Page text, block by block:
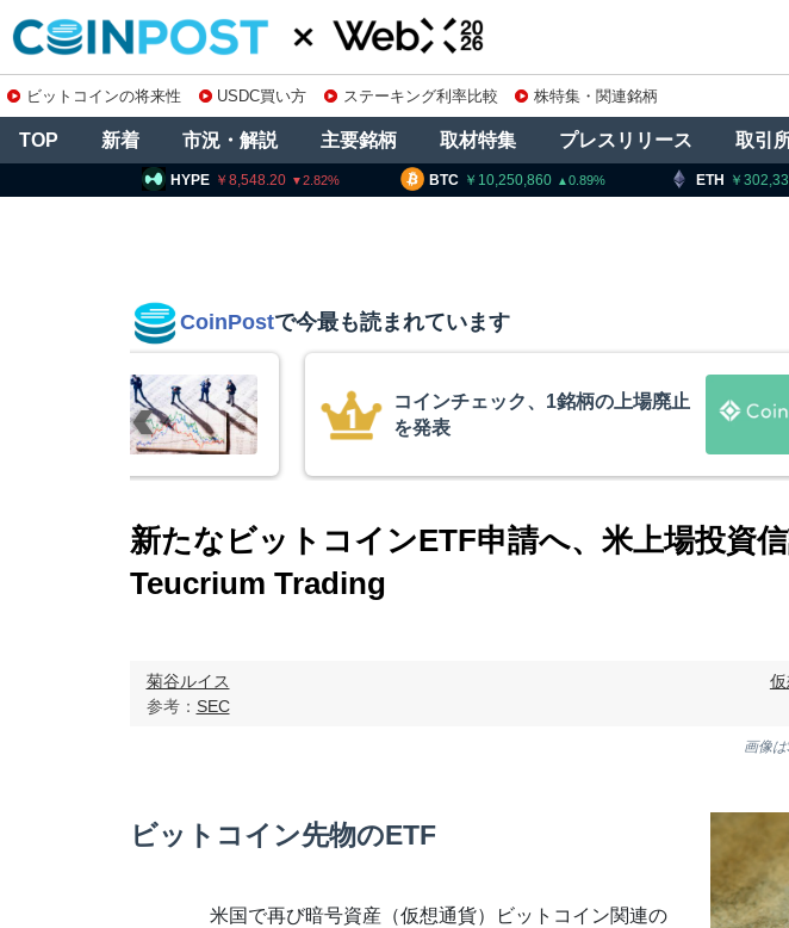
ビットコインの将来性 USDC買い方 ステーキング利率比較 株特集・関連銘柄
TOP 新着 市況・解説 主要銘柄 取材特集 プレスリリース 取引
BTC 10,250,860 ETH 302,337.0
CoinPostで今最も読まれています
米クラリティー法案、上院採決が9
月まで延期＝報道
新たなビットコインETF申請へ、米上場投資
Teucrium Trading
菊谷ルイス
参考： SEC
画像
ビットコイン先物のETF
米国で再び暗号資産（仮想通貨）ビットコイン関連の